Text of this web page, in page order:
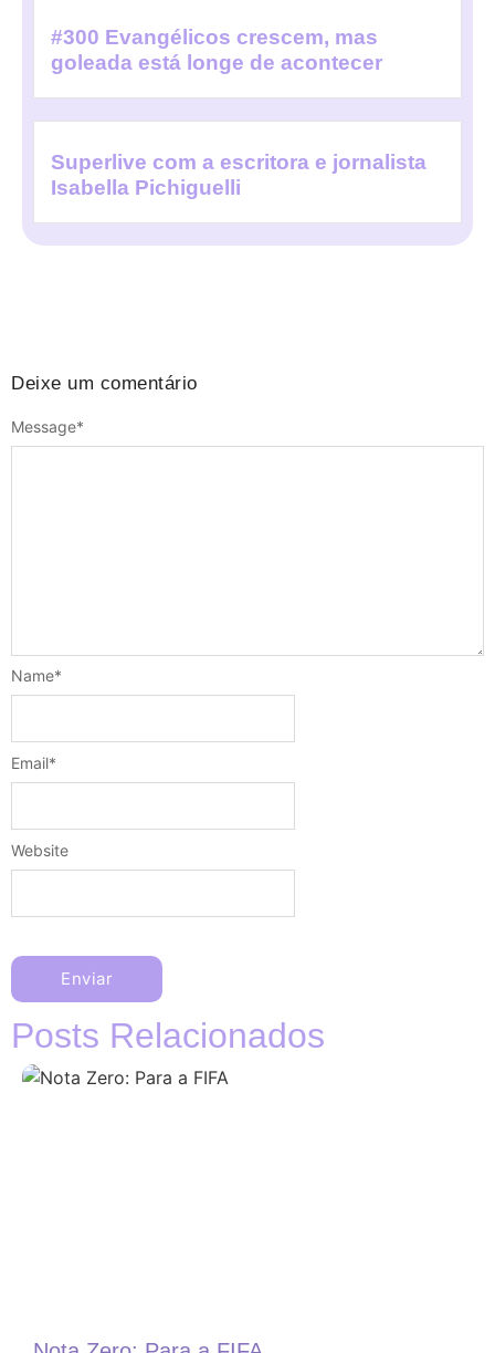
#300 Evangélicos crescem, mas
goleada está longe de acontecer
Superlive com a escritora e jornalista
Isabella Pichiguelli
Deixe um comentário
Message*
Name*
Email*
Website
Posts Relacionados